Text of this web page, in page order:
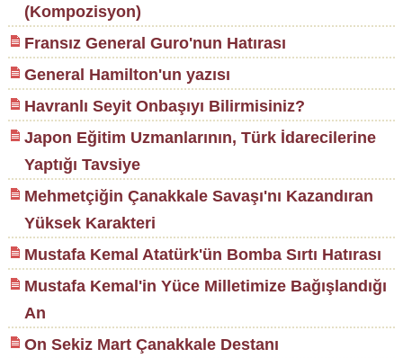
(Kompozisyon)
Fransız General Guro'nun Hatırası
General Hamilton'un yazısı
Havranlı Seyit Onbaşıyı Bilirmisiniz?
Japon Eğitim Uzmanlarının, Türk İdarecilerine
Yaptığı Tavsiye
Mehmetçiğin Çanakkale Savaşı'nı Kazandıran
Yüksek Karakteri
Mustafa Kemal Atatürk'ün Bomba Sırtı Hatırası
Mustafa Kemal'in Yüce Milletimize Bağışlandığı
An
On Sekiz Mart Çanakkale Destanı